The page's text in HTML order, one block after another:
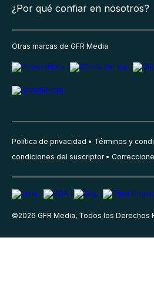
¿Por qué confiar en nosotros?
Otras marcas de GFR Media
Política de privacidad Términos y
condiciones del suscriptor
©2026 GFR Media, Todos los Derechos